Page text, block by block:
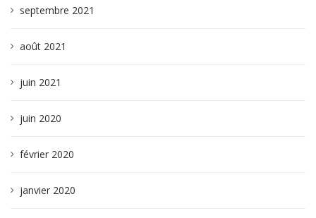
septembre 2021
août 2021
juin 2021
juin 2020
février 2020
janvier 2020